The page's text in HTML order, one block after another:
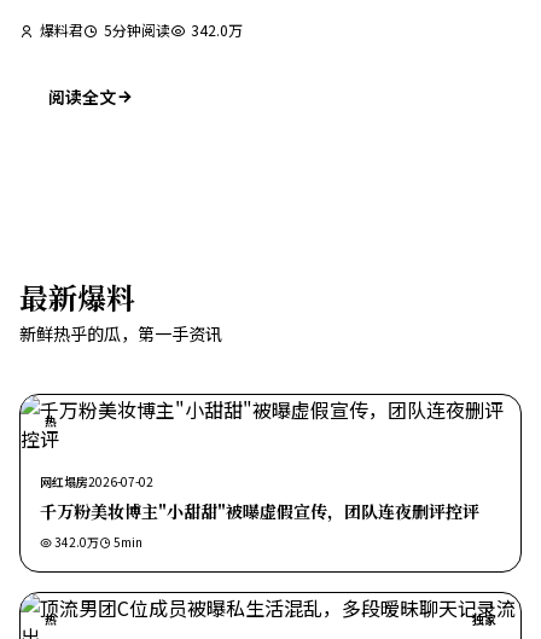
爆料君 5分钟阅读 342.0万
阅读全文
最新爆料
新鲜热乎的瓜，第一手资讯
热
网红塌房2026-07-02
千万粉美妆博主"小甜甜"被曝虚假宣传，团队连夜删评控评
342.0万 5min
热 独家